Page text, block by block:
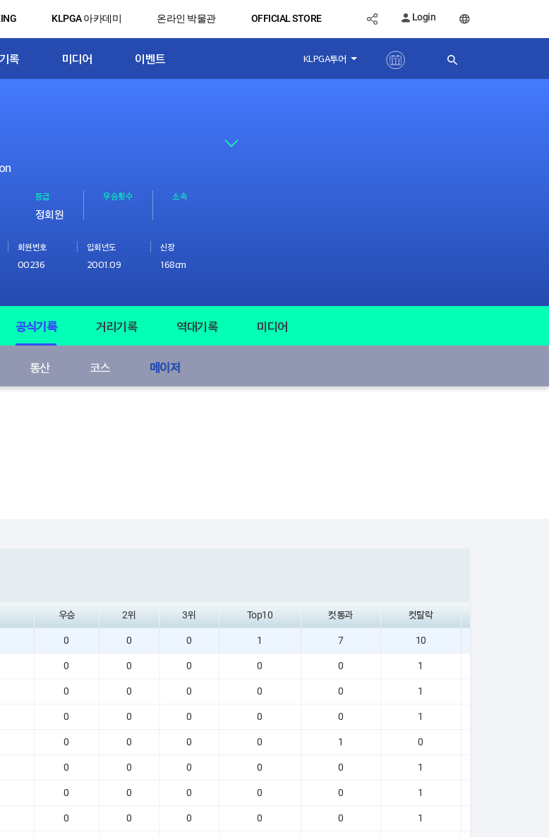
KLPGA 아카데미 온라인 박물관 OFFICIAL STORE Login
기록 미디어 이벤트 KLPGA투어
등급
정회원
우승횟수 소속
회원번호
00236
입회년도
2001.09
신장
168cm
공식기록 거리기록 역대기록 미디어
통산 코스 메이저
우승 2위 3위 Top10 컷통과 컷탈락
0 0 0 1 7 10
0 0 0 0 0 1
0 0 0 0 0 1
0 0 0 0 0 1
0 0 0 0 1 0
0 0 0 0 0 1
0 0 0 0 0 1
0 0 0 0 0 1